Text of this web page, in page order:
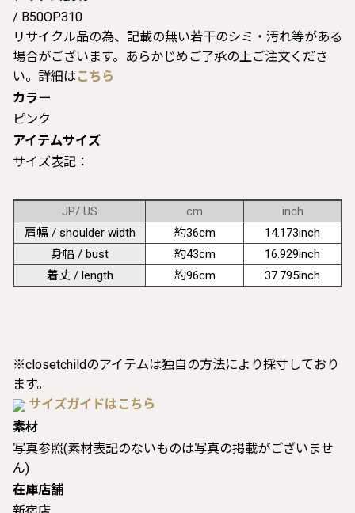
/ B50OP310
リサイクル品の為、記載の無い若干のシミ・汚れ等がある
場合がございます。あらかじめご了承の上ご注文くださ
い。詳細は こちら
カラー
ピンク
アイテムサイズ
サイズ表記：
JP/ US cm
inch
肩幅 / shoulder width
約36cm
14.173inch
身幅 / bust
約43cm
16.929inch
着丈 / length
約96cm 37.795inch
※closetchildのアイテムは独自の方法により採寸しており
ます。
サイズガイドはこちら
素材
写真参照(素材表記のないものは写真の掲載がございませ
ん)
在庫店舗